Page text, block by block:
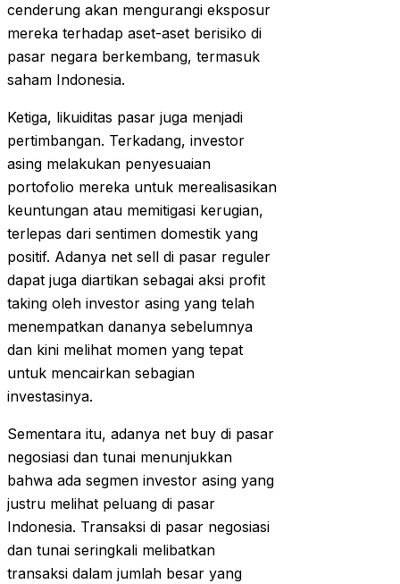
cenderung akan mengurangi eksposur
mereka terhadap aset-aset berisiko di
pasar negara berkembang, termasuk
saham Indonesia.
Ketiga, likuiditas pasar juga menjadi
pertimbangan. Terkadang, investor
asing melakukan penyesuaian
portofolio mereka untuk merealisasikan
keuntungan atau memitigasi kerugian,
terlepas dari sentimen domestik yang
positif. Adanya net sell di pasar reguler
dapat juga diartikan sebagai aksi profit
taking oleh investor asing yang telah
menempatkan dananya sebelumnya
dan kini melihat momen yang tepat
untuk mencairkan sebagian
investasinya.
Sementara itu, adanya net buy di pasar
negosiasi dan tunai menunjukkan
bahwa ada segmen investor asing yang
justru melihat peluang di pasar
Indonesia. Transaksi di pasar negosiasi
dan tunai seringkali melibatkan
transaksi dalam jumlah besar yang